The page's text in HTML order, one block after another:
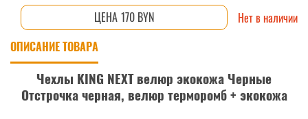
170 BYN
Нет в наличии
ОПИСАНИЕ ТОВАРА
Чехлы KING NEXT велюр экокожа Черные
Отстрочка черная, велюр терморомб + экокожа